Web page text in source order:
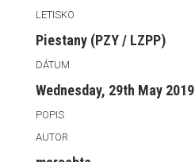
LETISKO
Piestany (PZY / LZPP)
DÁTUM
Wednesday, 29th May 2019
POPIS
AUTOR